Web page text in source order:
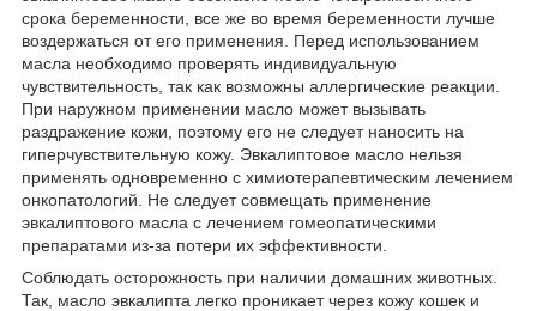
срока беременности, все же во время беременности лучше
воздержаться от его применения. Перед использованием
масла необходимо проверять индивидуальную
чувствительность, так как возможны аллергические реакции.
При наружном применении масло может вызывать
раздражение кожи, поэтому его не следует наносить на
гиперчувствительную кожу. Эвкалиптовое масло нельзя
применять одновременно с химиотерапевтическим лечением
онкопатологий. Не следует совмещать применение
эвкалиптового масла с лечением гомеопатическими
препаратами из-за потери их эффективности.
Соблюдать осторожность при наличии домашних животных.
Так, масло эвкалипта легко проникает через кожу кошек и